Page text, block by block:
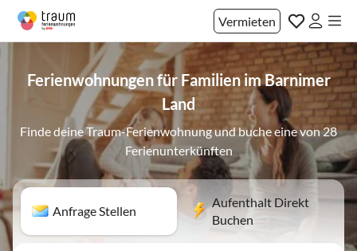
Vermieten
Ferienwohnungen für Familien im Barnimer
Land
Finde deine Traum-Ferienwohnung und buche eine von 28
Ferienunterkünften
Anfrage Stellen
Aufenthalt Direkt
Buchen